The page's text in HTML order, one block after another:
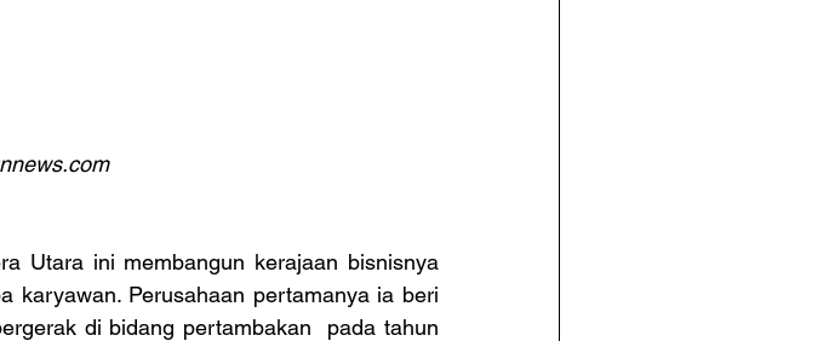
Utara ini membangun kerajaan bisnisnya
karyawan. Perusahaan pertamanya ia beri
di bidang pertambakan  pada tahun